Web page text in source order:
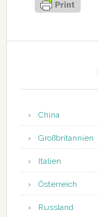
China
Großbritannien
Italien
Österreich
Russland